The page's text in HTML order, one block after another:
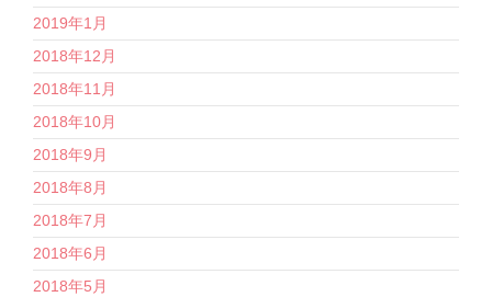
2019年1月
2018年12月
2018年11月
2018年10月
2018年9月
2018年8月
2018年7月
2018年6月
2018年5月